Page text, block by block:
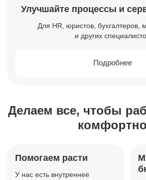
Улучшайте процессы и
Для HR, юристов, бухгалтеров,
и других
Подробнее
Делаем все, чтобы
комфортно
Помогаем расти
У нас есть внутреннее